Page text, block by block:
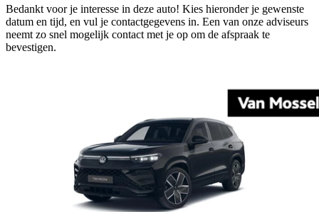
Bedankt voor je interesse in deze auto! Kies hieronder je gewenste
datum en tijd, en vul je contactgegevens in. Een van onze adviseurs
neemt zo snel mogelijk contact met je op om de afspraak te
bevestigen.